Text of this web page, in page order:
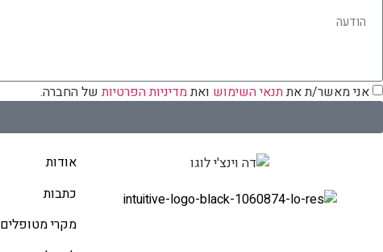
אני מאשר/ת אתתנאי השימוש ואתמדיניות הפרטיותשל החברה.
אודות
כתבות
מקרי מטופלים